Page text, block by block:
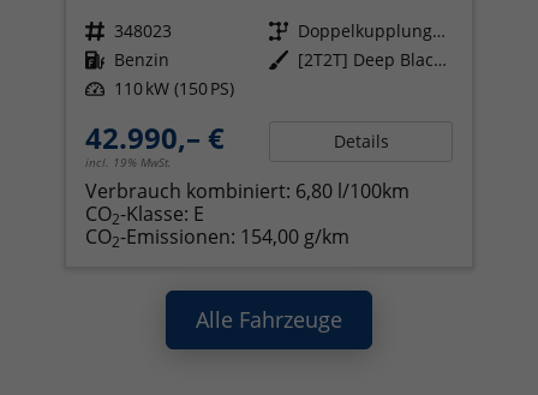
Fahrzeugnr. 348023 Getriebe
Doppelkupplungsgetriebe (DSG)
Kraftstoff Benzin Außenfarbe
[2T2T] Deep Black Perleffekt
Leistung 110 kW (150 PS)
42.990,– €
incl. 19% MwSt.
Details
Verbrauch kombiniert: 6,80 l/100km
CO2-Klasse: E
CO2-Emissionen: 154,00 g/km
Alle Fahrzeuge